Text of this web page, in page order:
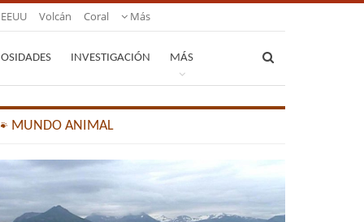
EEUU Volcán Coral Más
INVESTIGACIÓN MÁS
MUNDO ANIMAL